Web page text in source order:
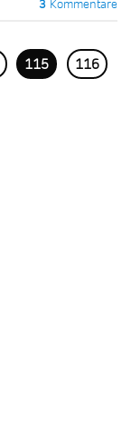
3 Kommentare
115
116